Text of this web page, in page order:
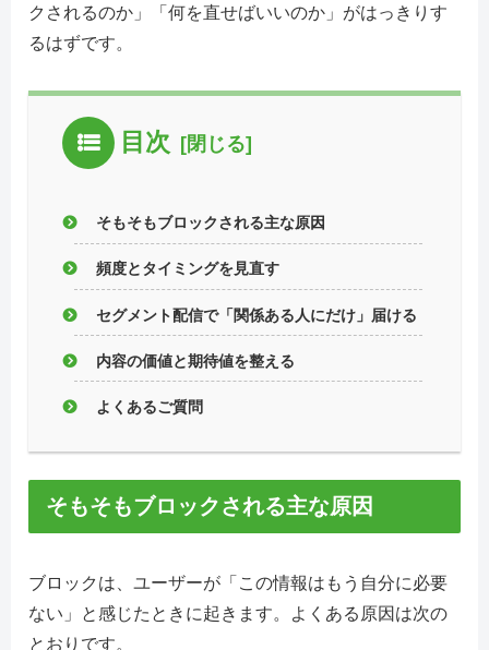
クされるのか」「何を直せばいいのか」がはっきりす
るはずです。
目次
そもそもブロックされる主な原因
頻度とタイミングを見直す
セグメント配信で「関係ある人にだけ」届ける
内容の価値と期待値を整える
よくあるご質問
そもそもブロックされる主な原因
ブロックは、ユーザーが「この情報はもう自分に必要
ない」と感じたときに起きます。よくある原因は次の
とおりです。